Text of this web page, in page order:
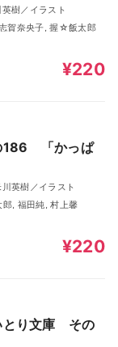
樹／イラスト
賀奈央子, 握☆飯太郎
¥220
186 「かっぱ
英樹／イラスト
, 福田純, 村上馨
¥220
とり文庫 その